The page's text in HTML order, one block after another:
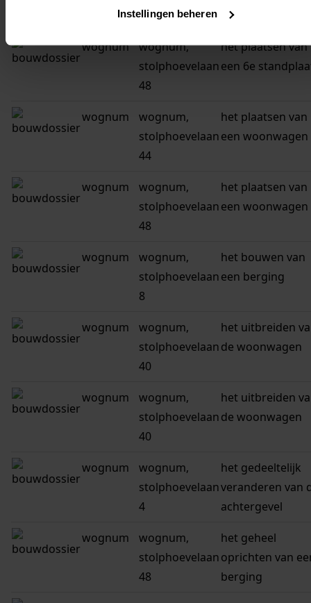
Instellingen beheren
6
wognum
wognum,
stolphoevelaan
48
het plaatsen van
een 6e
wognum
wognum,
stolphoevelaan
44
het plaatsen van
een woonwagen
wognum
wognum,
stolphoevelaan
48
het plaatsen van
een woonwagen
wognum
wognum,
stolphoevelaan
8
het bouwen van
een berging
wognum
wognum,
stolphoevelaan
40
het uitbreiden
de woonwagen
wognum
wognum,
stolphoevelaan
40
het uitbreiden
de woonwagen
wognum
wognum,
stolphoevelaan
4
het gedeeltelijk
veranderen van
achtergevel
wognum
wognum,
stolphoevelaan
48
het geheel
oprichten van
berging